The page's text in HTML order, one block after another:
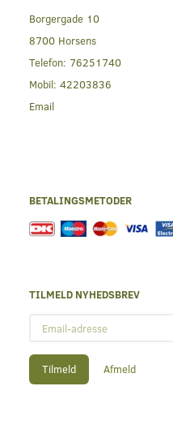
Borgergade 10
8700 Horsens
Telefon: 76251740
Mobil: 42203836
Email
BETALINGSMETODER
TILMELD NYHEDSBREV
adresse
Tilmeld Afmeld